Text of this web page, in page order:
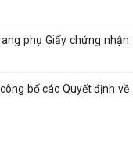
phụ Giấy chứng nhận
bố các Quyết định về